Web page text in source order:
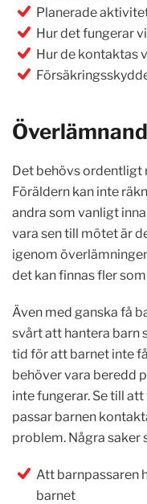
Planerade
Hur det fungerar
Hur de kontaktas
Det behövs ordentligt
Föräldern kan inte
andra som vanligt
vara sen till mötet är
igenom
det kan finnas fler
Även med ganska få
svårt att hantera barn
tid för att barnet inte
behöver vara beredd
inte fungerar. Se till
passar barnen
problem. Några
Att barnpassaren
barnet